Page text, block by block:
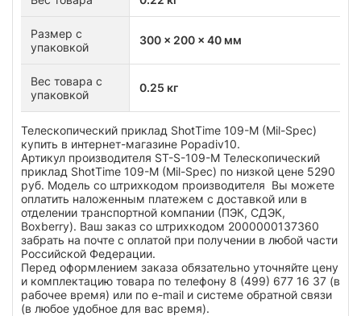
Размер с
упаковкой
300 x 200 x 40 мм
Вес товара с
упаковкой
0.25 кг
Телескопический приклад ShotTime 109-M (Mil-Spec)
купить в интернет-магазине Popadiv10.
Артикул производителя ST-S-109-M Телескопический
приклад ShotTime 109-M (Mil-Spec) по низкой цене 5290
руб. Модель со штрихкодом производителя Вы можете
оплатить наложенным платежем с доставкой или в
отделении транспортной компании (ПЭК, СДЭК,
Boxberry). Ваш заказ со штрихкодом 2000000137360
забрать на почте с оплатой при получении в любой части
Российской Федерации.
Перед оформлением заказа обязательно уточняйте цену
и комплектацию товара по телефону 8 (499) 677 16 37 (в
рабочее время) или по e-mail и системе обратной связи
(в любое удобное для вас время).